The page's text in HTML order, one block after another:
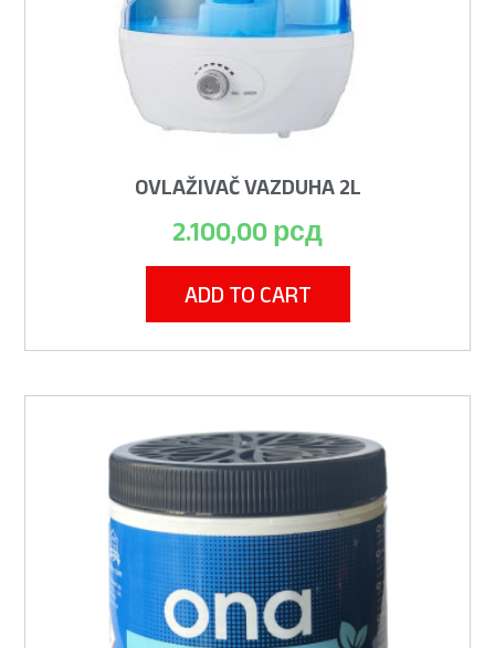
OVLAŽIVAČ VAZDUHA 2L
2.100,00 рсд
ADD TO CART